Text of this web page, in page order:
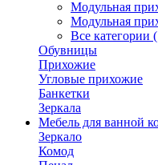
Модульная
Модульная
Все категории
Обувницы
Прихожие
Угловые прихожие
Банкетки
Зеркала
Мебель для ванной
Зеркало
Комод